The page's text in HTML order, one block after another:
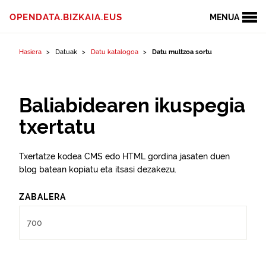
MENUA
OPENDATA.BIZKAIA.EUS
Hasiera Datuak Datu katalogoa Datu multzoa sortu
Baliabidearen ikuspegia
txertatu
Txertatze kodea CMS edo HTML gordina jasaten duen
blog batean kopiatu eta itsasi dezakezu.
ZABALERA